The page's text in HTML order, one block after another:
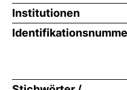
Institutionen